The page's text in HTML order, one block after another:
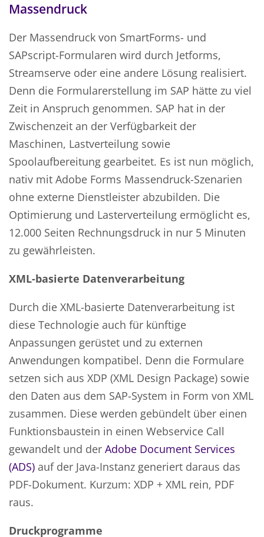
Massendruck
Der Massendruck von SmartForms- und
SAPscript-Formularen wird durch Jetforms,
Streamserve oder eine andere Lösung realisiert.
Denn die Formularerstellung im SAP hätte zu viel
Zeit in Anspruch genommen. SAP hat in der
Zwischenzeit an der Verfügbarkeit der
Maschinen, Lastverteilung sowie
Spoolaufbereitung gearbeitet. Es ist nun möglich,
nativ mit Adobe Forms Massendruck-Szenarien
ohne externe Dienstleister abzubilden. Die
Optimierung und Lasterverteilung ermöglicht es,
12.000 Seiten Rechnungsdruck in nur 5 Minuten
zu gewährleisten.
XML-basierte Datenverarbeitung
Durch die XML-basierte Datenverarbeitung ist
diese Technologie auch für künftige
Anpassungen gerüstet und zu externen
Anwendungen kompatibel. Denn die Formulare
setzen sich aus XDP (XML Design Package) sowie
den Daten aus dem SAP-System in Form von XML
zusammen. Diese werden gebündelt über einen
Funktionsbaustein in einen Webservice Call
gewandelt und der Adobe Document Services
(ADS) auf der Java-Instanz generiert daraus das
PDF-Dokument. Kurzum: XDP + XML rein, PDF
raus.
Druckprogramme